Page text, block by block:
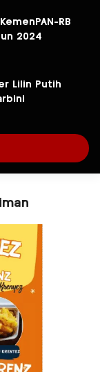
RB
2024
Lilin Putih